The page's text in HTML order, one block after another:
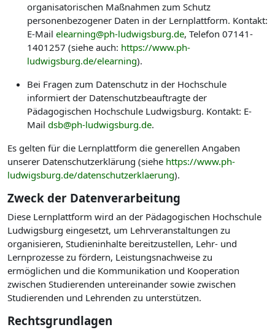
organisatorischen Maßnahmen zum Schutz
personenbezogener Daten in der Lernplattform. Kontakt:
E-Mail elearning@ph-ludwigsburg.de, Telefon 07141-
1401257 (siehe auch: https://www.ph-
ludwigsburg.de/elearning).
Bei Fragen zum Datenschutz in der Hochschule
informiert der Datenschutzbeauftragte der
Pädagogischen Hochschule Ludwigsburg. Kontakt: E-
Mail dsb@ph-ludwigsburg.de.
Es gelten für die Lernplattform die generellen Angaben
unserer Datenschutzerklärung (siehe https://www.ph-
ludwigsburg.de/datenschutzerklaerung).
Zweck der Datenverarbeitung
Diese Lernplattform wird an der Pädagogischen Hochschule
Ludwigsburg eingesetzt, um Lehrveranstaltungen zu
organisieren, Studieninhalte bereitzustellen, Lehr- und
Lernprozesse zu fördern, Leistungsnachweise zu
ermöglichen und die Kommunikation und Kooperation
zwischen Studierenden untereinander sowie zwischen
Studierenden und Lehrenden zu unterstützen.
Rechtsgrundlagen